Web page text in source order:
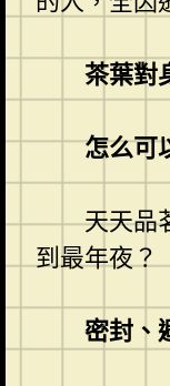
茶葉對
怎么可
天天品
到最年夜？
密封、